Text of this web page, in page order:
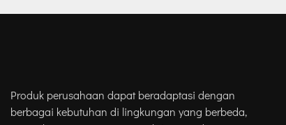
Produk perusahaan dapat beradaptasi dengan
berbagai kebutuhan di lingkungan yang berbeda,